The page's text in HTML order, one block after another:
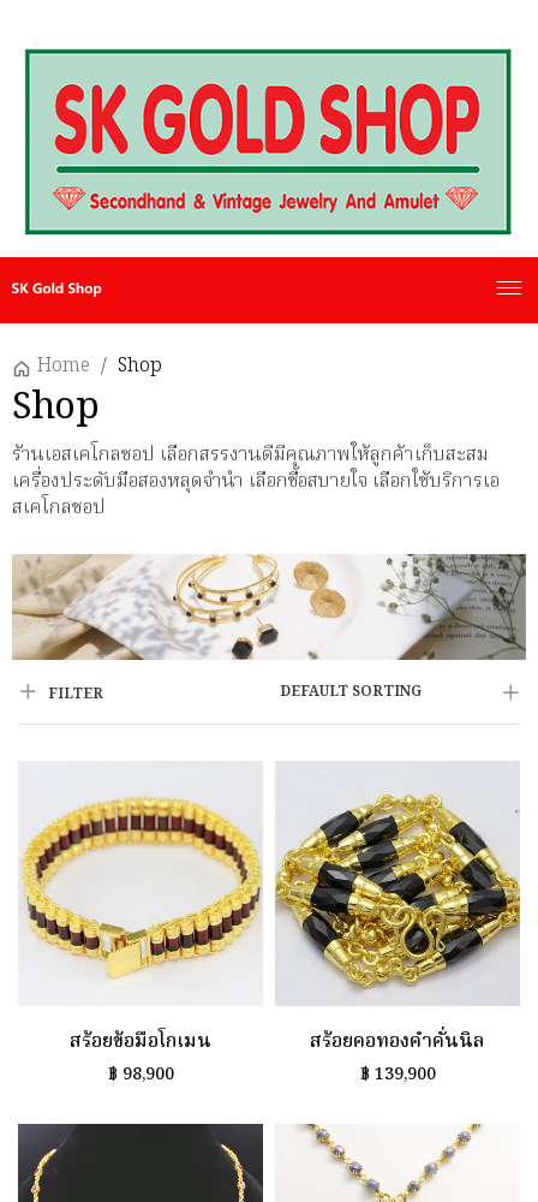
Home / Shop
Shop
ร้านเอสเคโกลชอป เลือกสรรงานดีมีคุณภาพให้ลูกค้าเก็บสะสม
เครื่องประดับมือสองหลุดจำนำ เลือกซื้อสบายใจ เลือกใช้บริการเอ
สเคโกลชอป
FILTER DEFAULT SORTING
สร้อยข้อมือโกเมน
฿ 98,900
สร้อยคอทองคำคั่นนิล
฿ 139,900